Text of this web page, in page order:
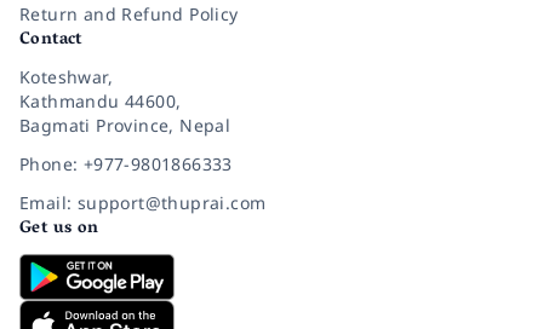
Return and Refund Policy
Contact
Koteshwar,
Kathmandu 44600,
Bagmati Province, Nepal
Phone: +977-9801866333
Email: support@thuprai.com
Get us on